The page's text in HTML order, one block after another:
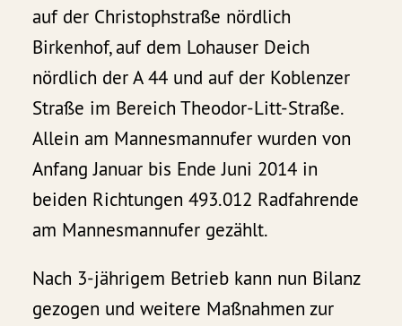
auf der Christophstraße nördlich
Birkenhof, auf dem Lohauser Deich
nördlich der A 44 und auf der Koblenzer
Straße im Bereich Theodor-Litt-Straße.
Allein am Mannesmannufer wurden von
Anfang Januar bis Ende Juni 2014 in
beiden Richtungen 493.012 Radfahrende
am Mannesmannufer gezählt.
Nach 3-jährigem Betrieb kann nun Bilanz
gezogen und weitere Maßnahmen zur